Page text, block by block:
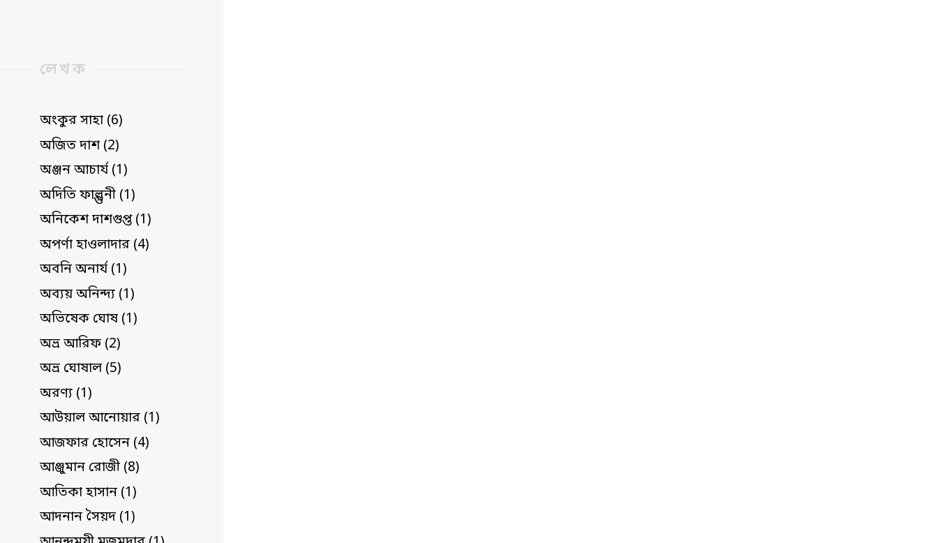
লেখক
অংকুর সাহা (6)
অজিত দাশ (2)
অঞ্জন আচার্য (1)
অদিতি ফাল্গুনী (1)
অনিকেশ দাশগুপ্ত (1)
অপর্ণা হাওলাদার (4)
অবনি অনার্য (1)
অব্যয় অনিন্দ্য (1)
অভিষেক ঘোষ (1)
অভ্র আরিফ (2)
অভ্র ঘোষাল (5)
অরণ্য (1)
আউয়াল আনোয়ার (1)
আজফার হোসেন (4)
আঞ্জুমান রোজী (8)
আতিকা হাসান (1)
আদনান সৈয়দ (1)